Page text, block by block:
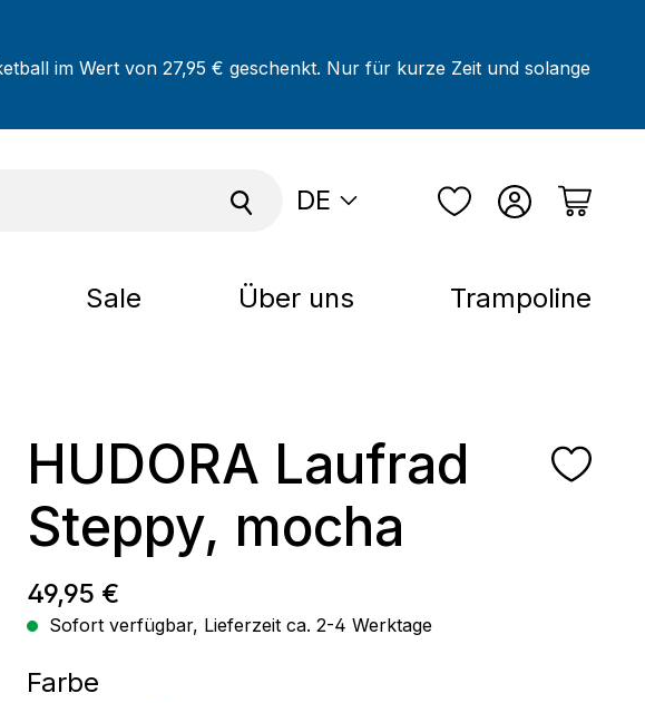
im Wert von 27,95 € geschenkt. Nur für kurze Zeit und solange
DE
Sale Über uns Trampoline
HUDORA Laufrad
Steppy, mocha
Regulärer Preis:
49,95 €
Sofort verfügbar, Lieferzeit ca. 2-4 Werktage
Farbeauswählen